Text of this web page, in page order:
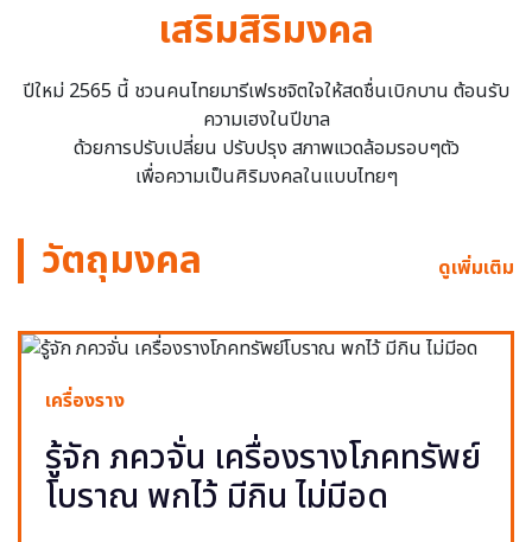
เสริมสิริมงคล
ปีใหม่ 2565 นี้ ชวนคนไทยมารีเฟรชจิตใจให้สดชื่นเบิกบาน ต้อนรับ
ความเฮงในปีขาล
ด้วยการปรับเปลี่ยน ปรับปรุง สภาพแวดล้อมรอบๆตัว
เพื่อความเป็นศิริมงคลในแบบไทยๆ
วัตถุมงคล ดูเพิ่มเติม
เครื่องราง
รู้จัก ภควจั่น เครื่องรางโภคทรัพย์
โบราณ พกไว้ มีกิน ไม่มีอด